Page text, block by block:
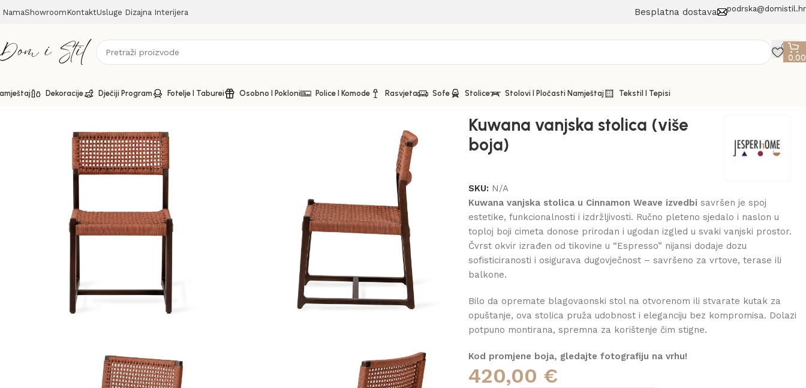
NamaShowroom KontaktUsluge Dizajna Interijera Besplatna dostava podrska@domistil.hr
Dekoracije Dječiji Program Fotelje I Taburei Osobno I Pokloni Police I Komode Rasvjeta Sofe Stolice Stolovi I Pločasti Namještaj Tekstil I Tepisi
Kuwana vanjska stolica (više boja)
Kuwana vanjska stolica (više
boja)
SKU: N/A
Kuwana vanjska stolica u Cinnamon Weave izvedbi savršen je spoj
estetike, funkcionalnosti i izdržljivosti. Ručno pleteno sjedalo i naslon u
toploj boji cimeta donose prirodan i ugodan izgled u svaki vanjski prostor.
Čvrst okvir izrađen od tikovine u “Espresso” nijansi dodaje dozu
sofisticiranosti i osigurava dugovječnost – savršeno za vrtove, terase ili
balkone.
Bilo da opremate blagovaonski stol na otvorenom ili stvarate kutak za
opuštanje, ova stolica pruža udobnost i eleganciju bez kompromisa. Dolazi
potpuno montirana, spremna za korištenje čim stigne.
Kod promjene boja, gledajte fotografiju na vrhu!
420,00 €